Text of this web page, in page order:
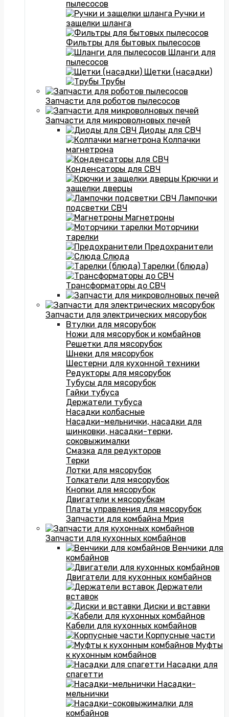
пылесосов
Ручки и
защелки шланга
Фильтры для бытовых пылесосов
Шланги для
пылесосов
Щетки (насадки)
Трубы
Запчасти для роботов пылесосов
Запчасти для микроволновых печей
Диоды для СВЧ
Колпачки
магнетрона
Конденсаторы для СВЧ
Крючки и
защелки дверцы
Лампочки
подсветки СВЧ
Магнетроны
Моторчики
тарелки
Предохранители
Слюда
Тарелки (блюда)
Трансформаторы до СВЧ
Запчасти для электрических мясорубок
Втулки для мясорубок
Ножи для мясорубок и комбайнов
Решетки для мясорубок
Шнеки для мясорубок
Шестерни для кухонной техники
Редукторы для мясорубок
Тубусы для мясорубок
Гайки тубуса
Держатели тубуса
Насадки колбасные
Насадки-мельнички, насадки для
шинковки, насадки-терки,
соковыжималки
Смазка для редукторов
Терки
Лотки для мясорубок
Толкатели для мясорубок
Кнопки для мясорубок
Двигатели к мясорубкам
Платы управления для мясорубок
Запчасти для комбайна Мрия
Запчасти для кухонных комбайнов
Венчики для
комбайнов
Двигатели для кухонных комбайнов
Держатели
вставок
Диски и вставки
Кабели для кухонных комбайнов
Корпусные части
Муфты
к кухонным комбайнов
Насадки для
спагетти
Насадки-
мельнички